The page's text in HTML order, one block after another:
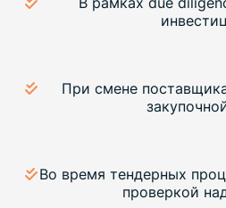
При смене
Во время тендерных
проверкой